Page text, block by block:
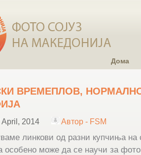
Дома
ВРЕМЕПЛОВ,
April, 2014 Автор - FSM
линкови од разни купчиња
особено може да се научи за